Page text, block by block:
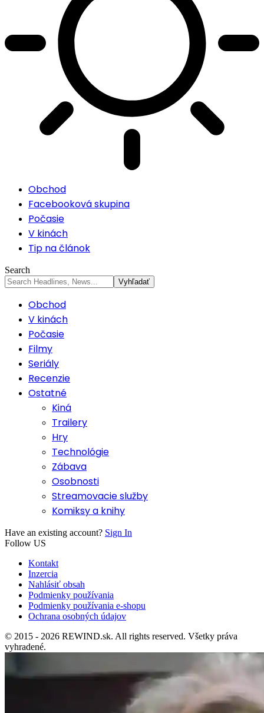
Obchod
Facebooková skupina
Počasie
V kinách
Tip na článok
Search
Obchod
V kinách
Počasie
Filmy
Seriály
Recenzie
Ostatné
Kiná
Trailery
Hry
Technológie
Zábava
Osobnosti
Streamovacie služby
Komiksy a knihy
Have an existing account? Sign In
Follow US
Kontakt
Inzercia
Nahlásiť obsah
Podmienky používania
Podmienky používania e-shopu
Ochrana osobných údajov
© 2015 - 2026 REWIND.sk. All rights reserved. Všetky práva
vyhradené.